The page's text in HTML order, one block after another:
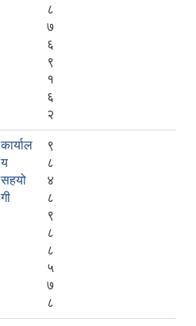
८
७
६
९
१
६
२
कार्याल
य
सहयो
गी
९
८
४
८
९
८
८
५
७
८